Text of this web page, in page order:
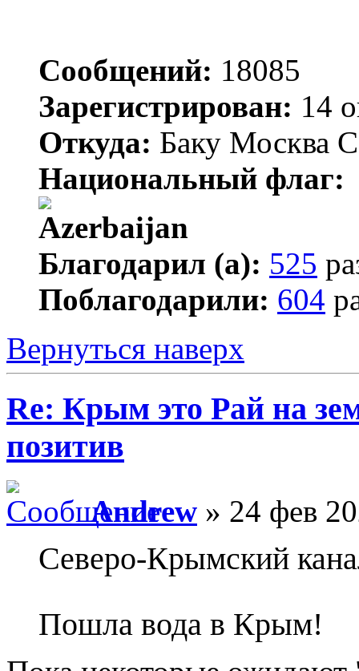
Сообщений: 18085
Зарегистрирован: 14
Откуда: Баку Москва
Национальный флаг:
Благодарил (а): 525
Поблагодарили: 604
Вернуться наверх
Re: Крым это Рай на
позитив
Andrew » 24 фев
Северо-Крымский
Пошла вода в Крым!